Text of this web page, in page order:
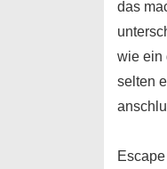
das
wie ein
selten